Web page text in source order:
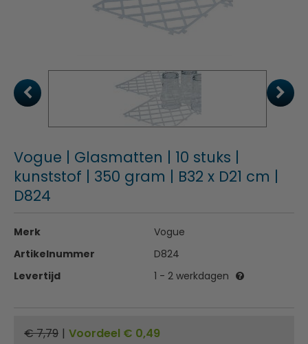
Vogue | Glasmatten | 10 stuks |
kunststof | 350 gram | B32 x D21 cm |
D824
Merk
Vogue
Artikelnummer
D824
Levertijd
1 - 2 werkdagen
€ 7,79 | Voordeel € 0,49